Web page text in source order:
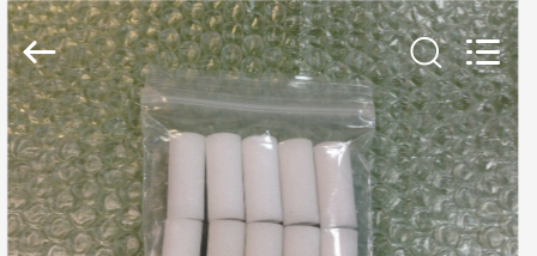
ACCUEIL
PRODUITS
Tech
Limited.
All
Rights
Reserved.
Developed
by
ECER